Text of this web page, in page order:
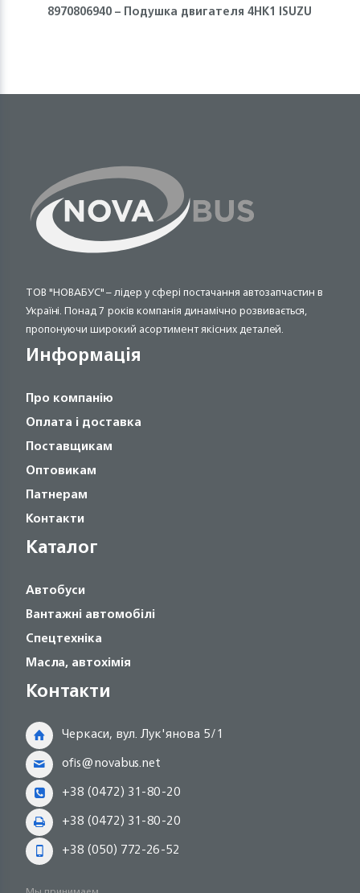
8970806940 – Подушка двигателя 4HK1 ISUZU
ТОВ "НОВАБУС" – лідер у сфері постачання автозапчастин в
Україні. Понад 7 років компанія динамічно розвивається,
пропонуючи широкий асортимент якісних деталей.
Информація
Про компанію
Оплата і доставка
Поставщикам
Оптовикам
Патнерам
Контакти
Каталог
Автобуси
Вантажні автомобілі
Спецтехніка
Масла, автохімія
Контакти
Черкаси, вул. Лук'янова 5/1
ofis@novabus.net
+38 (0472) 31-80-20
+38 (0472) 31-80-20
+38 (050) 772-26-52